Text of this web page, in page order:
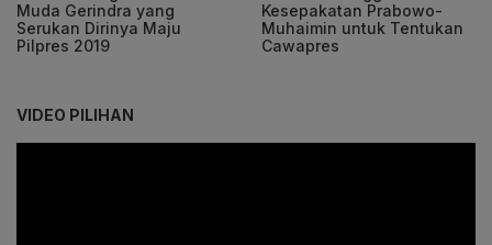
Muda Gerindra yang
Serukan Dirinya Maju
Pilpres 2019
Kesepakatan Prabowo-
Muhaimin untuk Tentukan
Cawapres
VIDEO PILIHAN